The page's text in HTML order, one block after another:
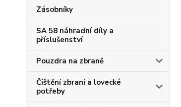
Zásobníky
SA 58 náhradní díly a
příslušenství
Pouzdra na zbraně
Čištění zbraní a lovecké
potřeby